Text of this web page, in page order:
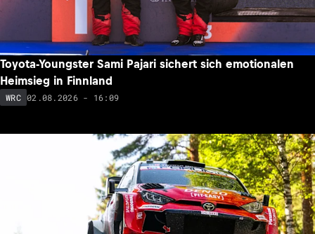
Toyota-Youngster Sami Pajari sichert sich emotionalen
Heimsieg in Finnland
WRC 02.08.2026 - 16:09